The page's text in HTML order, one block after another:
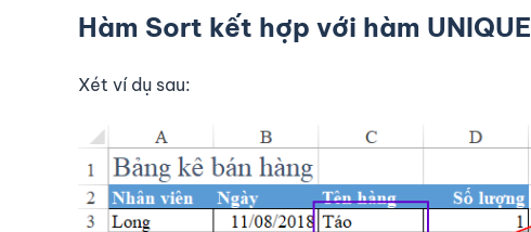
Hàm Sort kết hợp với hàm UNIQUE
Xét ví dụ sau: